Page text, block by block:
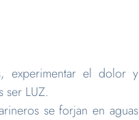
experimentar el dolor y
ser LUZ.
se forjan en aguas